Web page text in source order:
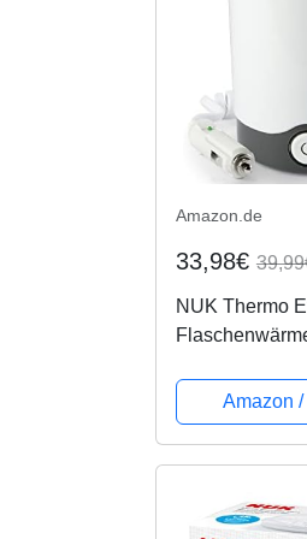
Amazon.de
33,98€
NUK Thermo
und Amazon